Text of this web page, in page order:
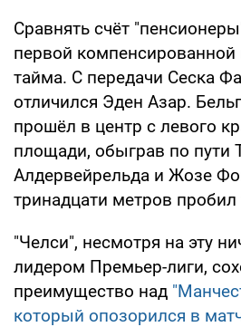
Сравнять счёт
первой компенсированной
тайма. С передачи Сеска
отличился Эден Азар.
прошёл в центр с левого
площади, обыграв по пути
Алдервейрельда и Жозе
тринадцати метров пробил
"Челси", несмотря на эту
лидером Премьер-лиги,
преимущество над
который опозорился в